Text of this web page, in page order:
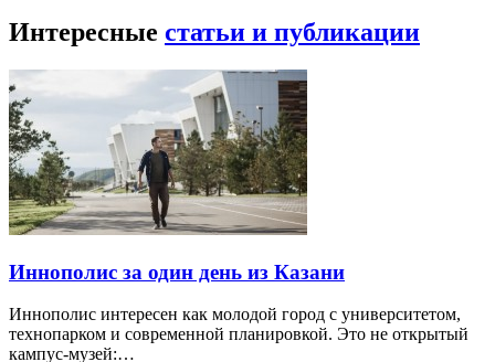
Интересные статьи и публикации
Иннополис за один день из Казани
Иннополис интересен как молодой город с университетом,
технопарком и современной планировкой. Это не открытый
кампус-музей:…